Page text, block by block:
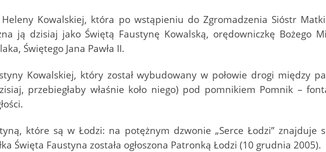
Kowalskiej, która po wstąpieniu do Zgromadzenia Sióstr Matki
ją dzisiaj jako Świętą Faustynę Kowalską, orędowniczkę Bożego
Świętego Jana Pawła II.
Kowalskiej, który został wybudowany w połowie drogi między
przebiegłaby właśnie koło niego) pod pomnikiem Pomnik –
które są w Łodzi: na potężnym dzwonie „Serce Łodzi” znajduje
Święta Faustyna została ogłoszona Patronką Łodzi (10 grudnia 2005).